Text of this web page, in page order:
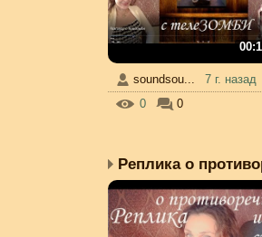
soundsou...
7 г. назад
0
0